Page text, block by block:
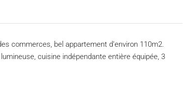
commerces, bel appartement d’environ 110m2.
cuisine indépendante entière équipée, 3